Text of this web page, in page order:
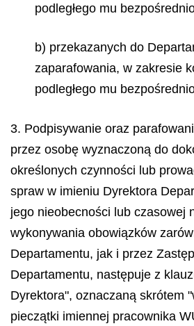
podległego mu
b) przekazanych do
zaparafowania, w zakresie
podległego mu
3. Podpisywanie oraz
przez osobę wyznaczoną do
określonych czynności lub
spraw w imieniu Dyrektora
jego nieobecności lub czasowej
wykonywania obowiązków
Departamentu, jak i przez
Departamentu, następuje z
Dyrektora", oznaczaną skrótem
pieczątki imiennej pracownika